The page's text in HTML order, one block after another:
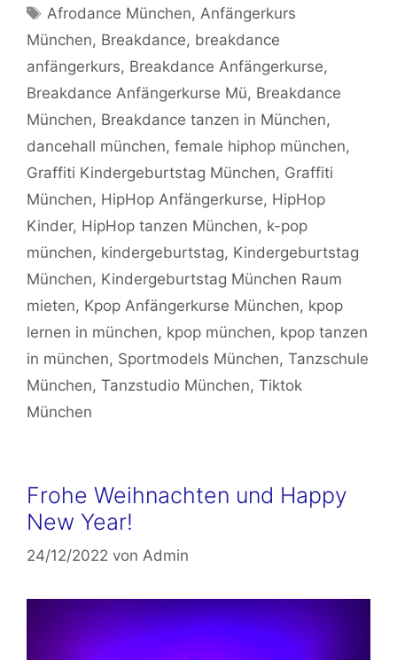
Schlagwörter
Afrodance München, Anfängerkurs
München, Breakdance, breakdance
anfängerkurs, Breakdance Anfängerkurse,
Breakdance Anfängerkurse Mü, Breakdance
München, Breakdance tanzen in München,
dancehall münchen, female hiphop münchen,
Graffiti Kindergeburtstag München, Graffiti
München, HipHop Anfängerkurse, HipHop
Kinder, HipHop tanzen München, k-pop
münchen, kindergeburtstag, Kindergeburtstag
München, Kindergeburtstag München Raum
mieten, Kpop Anfängerkurse München, kpop
lernen in münchen, kpop münchen, kpop tanzen
in münchen, Sportmodels München, Tanzschule
München, Tanzstudio München, Tiktok
München
Frohe Weihnachten und Happy
New Year!
24/12/2022 von Admin